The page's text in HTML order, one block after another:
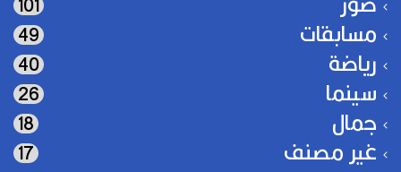
مسابقات 49
رياضة 40
سينما 26
جمال 18
غير مصنف 17